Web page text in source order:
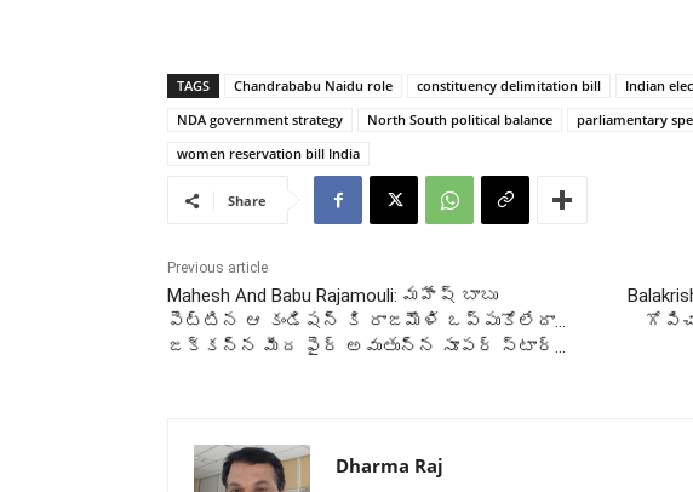
TAGS Chandrababu Naidu role constituency delimitation bill Indian
NDA government strategy
North South political balance parliamentary
women reservation bill India
Share
Previous article
Mahesh And Babu Rajamouli: మహేష్ బాబు
పెట్టిన ఆ కండిషన్ కి రాజమౌళి ఒప్పుకోలేదా…
జక్కన్న మీద ఫైర్ అవుతున్న సూపర్ స్టార్…
Dharma Raj